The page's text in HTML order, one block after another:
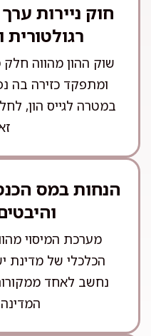
חוק ניירות
רגולטורית
שוק ההון מהווה חלק
ומתפקד כזירה בה
במטרה לגייס הון,
הנחות במס
מערכת המיסוי
הכלכלי של מדינת
נחשב לאחד